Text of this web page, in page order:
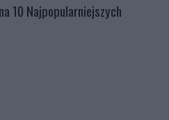
10 Najpopularniejszych